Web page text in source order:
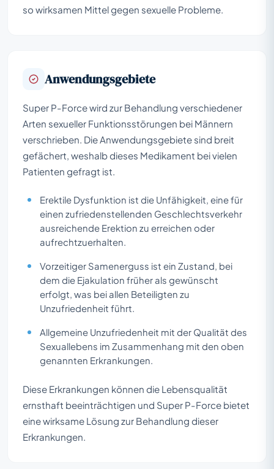
so wirksamen Mittel gegen sexuelle Probleme.
Anwendungsgebiete
Super P-Force wird zur Behandlung verschiedener
Arten sexueller Funktionsstörungen bei Männern
verschrieben. Die Anwendungsgebiete sind breit
gefächert, weshalb dieses Medikament bei vielen
Patienten gefragt ist.
Erektile Dysfunktion ist die Unfähigkeit, eine für
einen zufriedenstellenden Geschlechtsverkehr
ausreichende Erektion zu erreichen oder
aufrechtzuerhalten.
Vorzeitiger Samenerguss ist ein Zustand, bei
dem die Ejakulation früher als gewünscht
erfolgt, was bei allen Beteiligten zu
Unzufriedenheit führt.
Allgemeine Unzufriedenheit mit der Qualität des
Sexuallebens im Zusammenhang mit den oben
genannten Erkrankungen.
Diese Erkrankungen können die Lebensqualität
ernsthaft beeinträchtigen und Super P-Force bietet
eine wirksame Lösung zur Behandlung dieser
Erkrankungen.